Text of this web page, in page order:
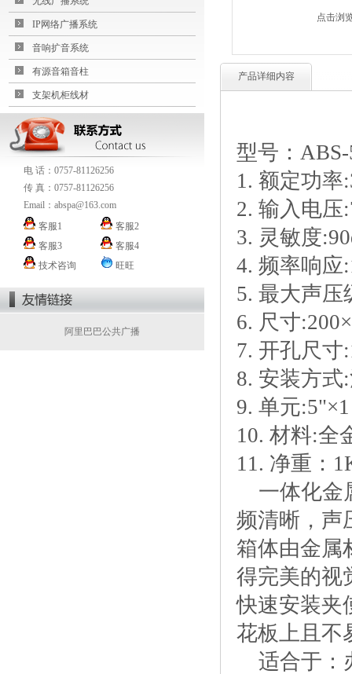
IP网络广播系统
音响扩音系统
有源音箱音柱
支架机柜线材
电 话：0757-81126256
传 真：0757-81126256
Email： abspa@163.com
客服1
客服2
客服3
客服4
技术咨询
旺旺
阿里巴巴公共广播
点击浏
产品详细内容
型号：
1. 额定功率
2. 输入电压
3. 灵敏度
4. 频率响应
5. 最大声压
6. 尺寸
7. 开孔尺寸
8. 安装方式
9. 单元
10. 材料:全
11. 净重：
一体化金
频清晰，声
箱体由金属
得完美的视
快速安装夹
花板上且不
适合于：